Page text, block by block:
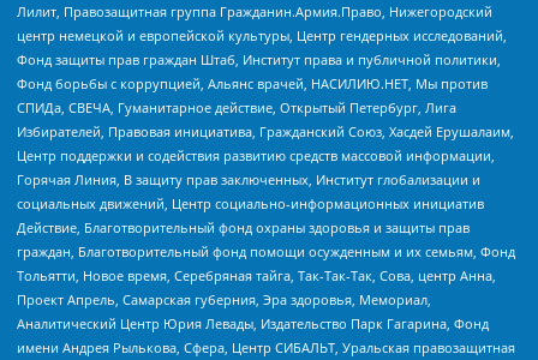
Лилит, Правозащитная группа Гражданин.Армия.Право, Нижегородский
центр немецкой и европейской культуры, Центр гендерных исследований,
Фонд защиты прав граждан Штаб, Институт права и публичной политики,
Фонд борьбы с коррупцией, Альянс врачей, НАСИЛИЮ.НЕТ, Мы против
СПИДа, СВЕЧА, Гуманитарное действие, Открытый Петербург, Лига
Избирателей, Правовая инициатива, Гражданский Союз, Хасдей Ерушалаим,
Центр поддержки и содействия развитию средств массовой информации,
Горячая Линия, В защиту прав заключенных, Институт глобализации и
социальных движений, Центр социально-информационных инициатив
Действие, Благотворительный фонд охраны здоровья и защиты прав
граждан, Благотворительный фонд помощи осужденным и их семьям, Фонд
Тольятти, Новое время, Серебряная тайга, Так-Так-Так, Сова, центр Анна,
Проект Апрель, Самарская губерния, Эра здоровья, Мемориал,
Аналитический Центр Юрия Левады, Издательство Парк Гагарина, Фонд
имени Андрея Рылькова, Сфера, Центр СИБАЛЬТ, Уральская правозащитная